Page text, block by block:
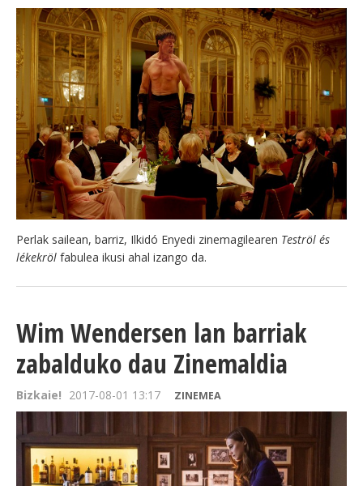
Perlak sailean, barriz, Ilkidó Enyedi zinemagilearen Teströl és
lékekröl fabulea ikusi ahal izango da.
Wim Wendersen lan barriak
zabalduko dau Zinemaldia
Bizkaie! 2017-08-01 13:17 ZINEMEA